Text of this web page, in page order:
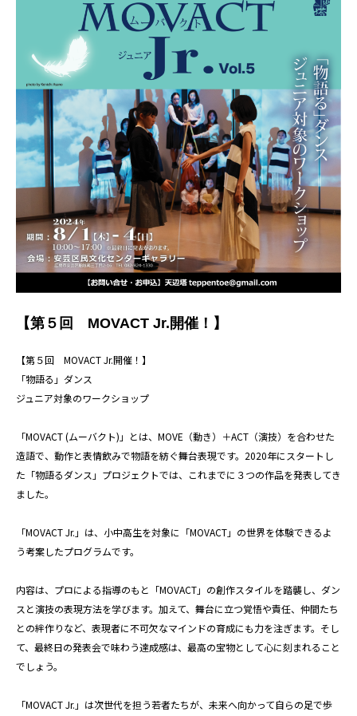
【第５回 MOVACT Jr.開催！】
【第５回 MOVACT Jr.開催！】
「物語る」ダンス
ジュニア対象のワークショップ
「MOVACT (ムーバクト)」とは、MOVE（動き）＋ACT（演技）を合わせた
造語で、動作と表情飲みで物語を紡ぐ舞台表現です。2020年にスタートし
た「物語るダンス」プロジェクトでは、これまでに３つの作品を発表してき
ました。
「MOVACT Jr.」は、小中高生を対象に「MOVACT」の世界を体験できるよ
う考案したプログラムです。
内容は、プロによる指導のもと「MOVACT」の創作スタイルを踏襲し、ダン
スと演技の表現方法を学びます。加えて、舞台に立つ覚悟や責任、仲間たち
との絆作りなど、表現者に不可欠なマインドの育成にも力を注ぎます。そし
て、最終日の発表会で味わう達成感は、最高の宝物として心に刻まれること
でしょう。
「MOVACT Jr.」は次世代を担う若者たちが、未来へ向かって自らの足で歩